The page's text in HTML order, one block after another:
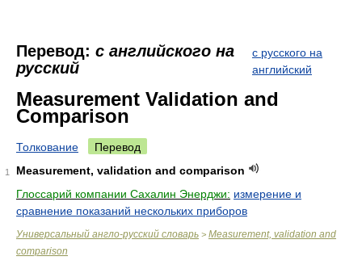
Перевод: с английского на
русский
с русского на
английский
Measurement Validation and
Comparison
Толкование Перевод
1
Measurement, validation and comparison
Глоссарий компании Сахалин Энерджи: измерение и
сравнение показаний нескольких приборов
Универсальный англо-русский словарь > Measurement, validation and
comparison